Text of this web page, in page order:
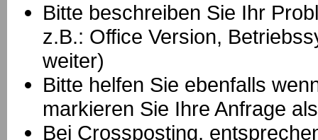
Bitte beschreiben Sie Ihr
z.B.: Office Version,
weiter)
Bitte helfen Sie ebenfalls
markieren Sie Ihre Anfrage
Bei Crossposting,